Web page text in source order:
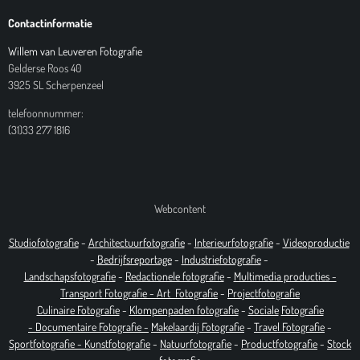
Contactinformatie
Willem van Leuveren Fotografie
Gelderse Roos 40
3925 SL Scherpenzeel
telefoonnummer:
(31)33 277 1816
Webcontent
Studiofotografie- Architectuurfotografie- Interieurfotografie- Videoproductie
- Bedrijfsreportage- Industriefotografie-
Landschapsfotografie- Redactionele fotografie- Multimedia producties -
Transport Fotografie - Art Fotografie- Projectfotografie
Culinaire Fotografie- Klompenpaden fotografie- Sociale Fotografie
- Documentaire Fotografie- Makelaardij Fotografie- Travel Fotografie-
Sportfotografie - Kunstfotografie- Natuurfotografie- Productfotografie- Stock